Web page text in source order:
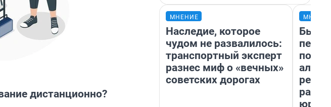
дистанционно?
МНЕНИЕ
Наследие, которое
чудом не развалилось:
транспортный эксперт
разнес миф о «вечных»
советских дорогах
Был